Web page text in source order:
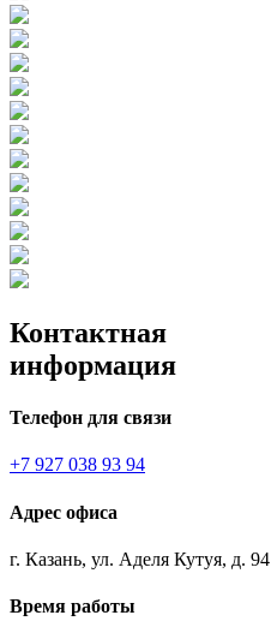
Контактная
информация
Телефон для связи
+7 927 038 93 94
Адрес офиса
г. Казань, ул. Аделя Кутуя, д. 94
Время работы